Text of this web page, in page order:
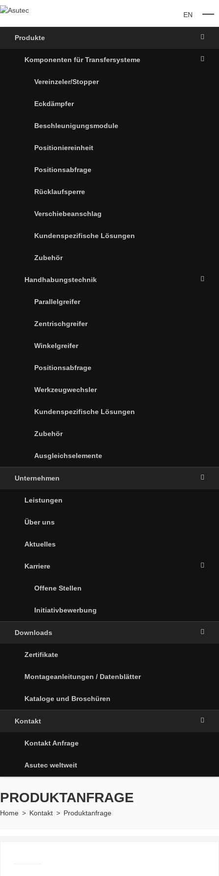
EN
Produkte
Komponenten für Transfersysteme
Vereinzeler/Stopper
Eckdämpfer
Beschleunigungsmodule
Positioniereinheit
Positionsabfrage
Rücklaufsperre
Verschiebeanschlag
Kundenspezifische Lösungen
Zubehör
Handhabungstechnik
Parallelgreifer
Zentrischgreifer
Winkelgreifer
Positionsabfrage
Werkzeugwechsler
Kundenspezifische Lösungen
Zubehör
Ausgleichselemente
Unternehmen
Leistungen
Über uns
Aktuelles
Karriere
Offene Stellen
Initiativbewerbung
Downloads
Zertifikate
Montageanleitungen / Datenblätter
Kataloge und Broschüren
Kontakt
Kontakt Anfrage
Asutec weltweit
PRODUKTANFRAGE
Home > Kontakt > Produktanfrage